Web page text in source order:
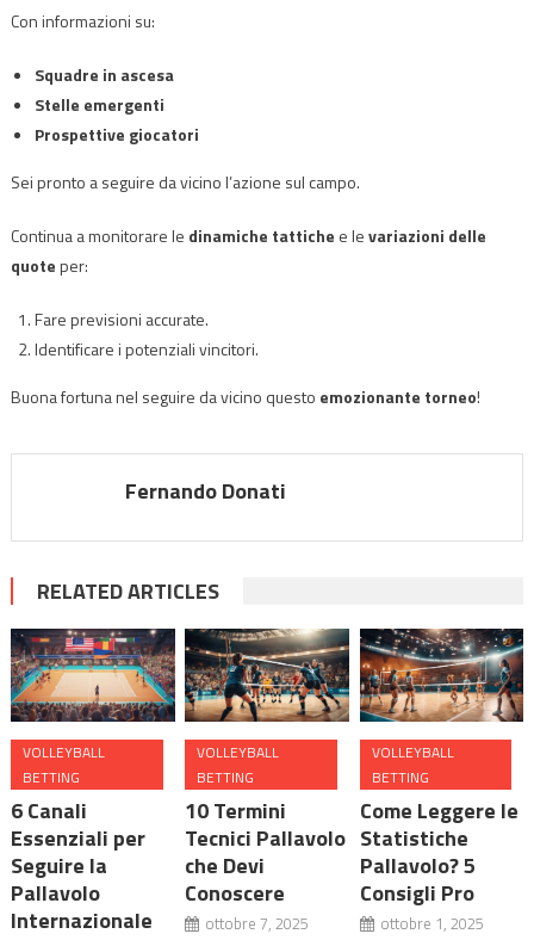
Con informazioni su:
Squadre in ascesa
Stelle emergenti
Prospettive giocatori
Sei pronto a seguire da vicino l’azione sul campo.
Continua a monitorare le dinamiche tattiche e levariazioni delle
quoteper:
Fare previsioni accurate.
Identificare i potenziali vincitori.
Buona fortuna nel seguire da vicino questo emozionante torneo!
Fernando Donati
RELATED ARTICLES
VOLLEYBALL
BETTING
6 Canali
Essenziali per
Seguire la
Pallavolo
Internazionale
VOLLEYBALL
BETTING
10 Termini
Tecnici Pallavolo
che Devi
Conoscere
ottobre 7, 2025
VOLLEYBALL
BETTING
Come Leggere le
Statistiche
Pallavolo? 5
Consigli Pro
ottobre 1, 2025